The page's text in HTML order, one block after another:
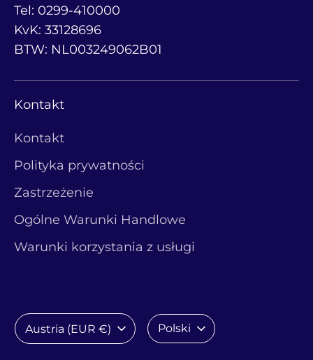
Tel: 0299-410000
KvK: 33128696
BTW: NL003249062B01
Kontakt
Kontakt
Polityka prywatności
Zastrzeżenie
Ogólne Warunki Handlowe
Warunki korzystania z usługi
Waluta
Austria (EUR €) Język
Polski